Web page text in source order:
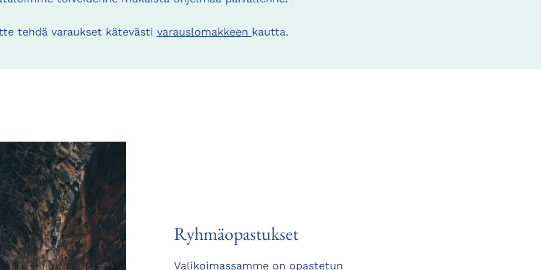
tehdä varaukset kätevästi varauslomakkeen kautta.
Ryhmäopastukset
Valikoimassamme on opastetun